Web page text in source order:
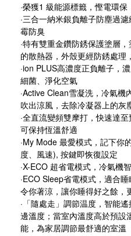
·榮獲1 級能源標籤，慳電環保
·三合一納米銀負離子防塵過
霉防臭
·特有雙重金鑽防銹保護塗層
的散熱器，外殼更經防銹處理
·ion PLUS高濃度正負離子，
細菌、淨化空氣
·Active Clean雪凝洗，冷氣機
吹出涼風，去除冷凝器上的灰
·全直流變頻雙摩打，快速達
可保持恆溫舒適
·My Mode 最愛模式，記下你
度、風速), 按鍵即恢復設定
·X-ECO 超省電模式，冷氣機
·ECO Sleep省電模式，適合
令你著涼，讓你睡得好之餘，
·「隨處走」調節温度，智能
邊溫度；當室內溫度高於預設
能，為家居調節最舒適的室溫